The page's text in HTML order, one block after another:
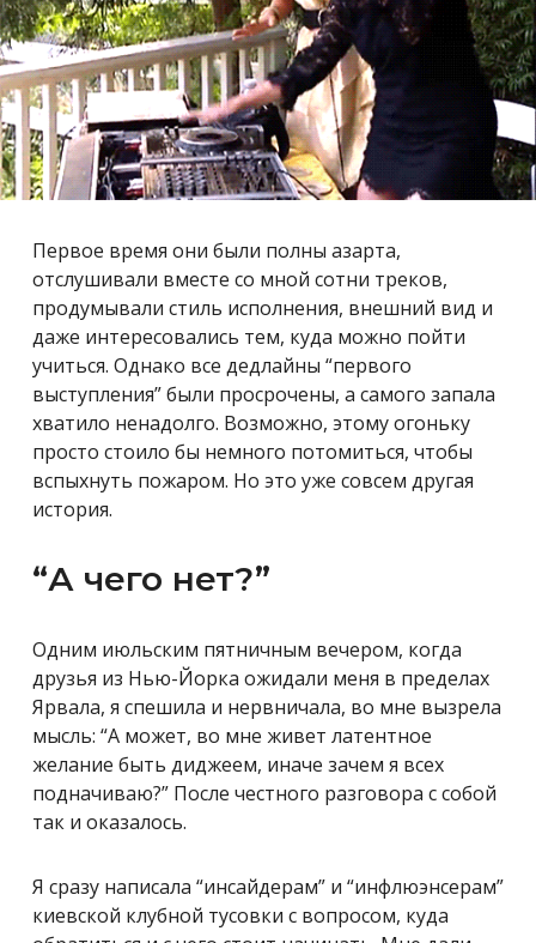
Первое время они были полны азарта,
отслушивали вместе со мной сотни треков,
продумывали стиль исполнения, внешний вид и
даже интересовались тем, куда можно пойти
учиться. Однако все дедлайны “первого
выступления” были просрочены, а самого запала
хватило ненадолго. Возможно, этому огоньку
просто стоило бы немного потомиться, чтобы
вспыхнуть пожаром. Но это уже совсем другая
история.
“А чего нет?”
Одним июльским пятничным вечером, когда
друзья из Нью-Йорка ожидали меня в пределах
Ярвала, я спешила и нервничала, во мне вызрела
мысль: “А может, во мне живет латентное
желание быть диджеем, иначе зачем я всех
подначиваю?” После честного разговора с собой
так и оказалось.
Я сразу написала “инсайдерам” и “инфлюэнсерам”
киевской клубной тусовки с вопросом, куда